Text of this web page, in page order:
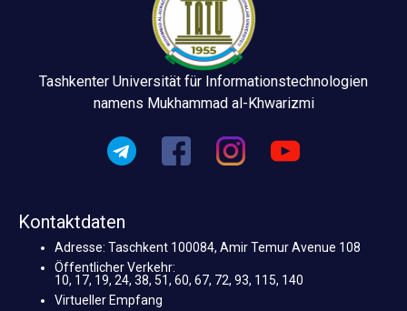
Tashkenter Universität für Informationstechnologien
namens Mukhammad al-Khwarizmi
Kontaktdaten
Adresse: Taschkent 100084, Amir Temur Avenue 108
Öffentlicher Verkehr:
10, 17, 19, 24, 38, 51, 60, 67, 72, 93, 115, 140
Virtueller Empfang